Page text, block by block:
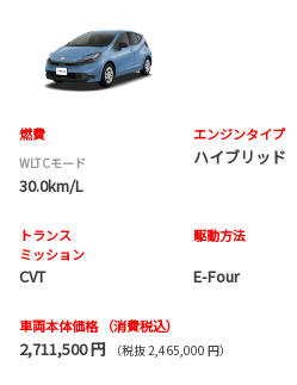
燃費
WLTCモード
30.0km/L
エンジンタイプ
ハイブリッド
トランス
ミッション
CVT
駆動方法
E-Four
車両本体価格 （消費税込）
2,711,500 円 （税抜 2,465,000 円）